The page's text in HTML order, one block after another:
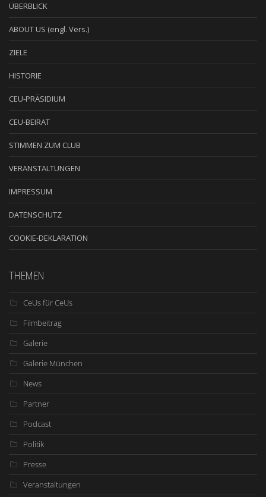
ÜBERBLICK
ABOUT US (engl. Vers.)
ZIELE
HISTORIE
CEU-PRÄSIDIUM
CEU-BEIRAT
STIMMEN ZUM CLUB
VERANSTALTUNGEN
IMPRESSUM
DATENSCHUTZ
COOKIE-DEKLARATION
THEMEN
CeUs für CeUs
Filmbeitrag
Galerie
Galerie München
News
Partner
Podcast
Politik
Presse
Veranstaltungen